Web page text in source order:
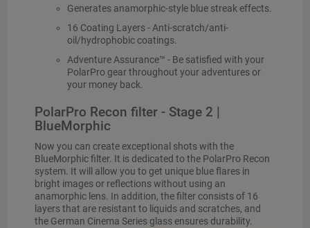
Generates anamorphic-style blue streak effects.
16 Coating Layers - Anti-scratch/anti-
oil/hydrophobic coatings.
Adventure Assurance™ - Be satisfied with your
PolarPro gear throughout your adventures or
your money back.
PolarPro Recon filter - Stage 2 |
BlueMorphic
Now you can create exceptional shots with the
BlueMorphic filter. It is dedicated to the PolarPro Recon
system. It will allow you to get unique blue flares in
bright images or reflections without using an
anamorphic lens. In addition, the filter consists of 16
layers that are resistant to liquids and scratches, and
the German Cinema Series glass ensures durability.